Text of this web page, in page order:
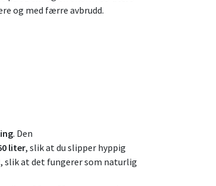
og med færre avbrudd.
. Den
liter, slik at du slipper hyppig
slik at det fungerer som naturlig